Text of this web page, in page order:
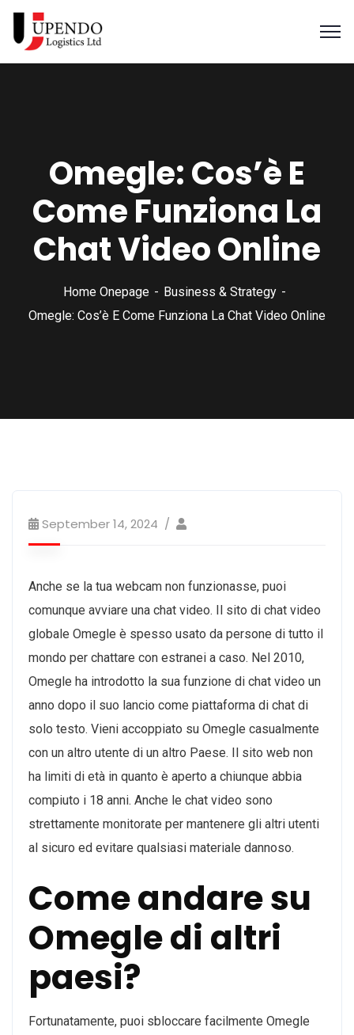
Omegle: Cos’è E
Come Funziona La
Chat Video Online
Home Onepage
Business & Strategy
Omegle: Cos’è E Come Funziona La Chat Video Online
September 14, 2024
Anche se la tua webcam non funzionasse, puoi
comunque avviare una chat video. Il sito di chat video
globale Omegle è spesso usato da persone di tutto il
mondo per chattare con estranei a caso. Nel 2010,
Omegle ha introdotto la sua funzione di chat video un
anno dopo il suo lancio come piattaforma di chat di
solo testo. Vieni accoppiato su Omegle casualmente
con un altro utente di un altro Paese. Il sito web non
ha limiti di età in quanto è aperto a chiunque abbia
compiuto i 18 anni. Anche le chat video sono
strettamente monitorate per mantenere gli altri utenti
al sicuro ed evitare qualsiasi materiale dannoso.
Come andare su
Omegle di altri
paesi?
Fortunatamente, puoi sbloccare facilmente Omegle